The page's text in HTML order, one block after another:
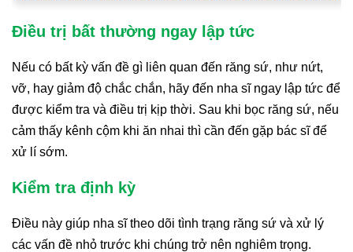
Điều trị bất thường ngay lập tức
Nếu có bất kỳ vấn đề gì liên quan đến răng sứ, như nứt,
vỡ, hay giảm độ chắc chắn, hãy đến nha sĩ ngay lập tức để
được kiểm tra và điều trị kịp thời. Sau khi bọc răng sứ, nếu
cảm thấy kênh cộm khi ăn nhai thì cần đến gặp bác sĩ để
xử lí sớm.
Kiểm tra định kỳ
Điều này giúp nha sĩ theo dõi tình trạng răng sứ và xử lý
các vấn đề nhỏ trước khi chúng trở nên nghiêm trọng.